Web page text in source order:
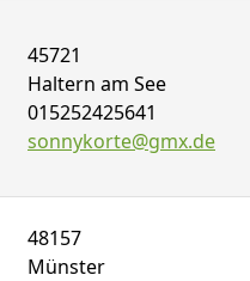
45721
Haltern am See
015252425641
sonnykorte@gmx.de
48157
Münster